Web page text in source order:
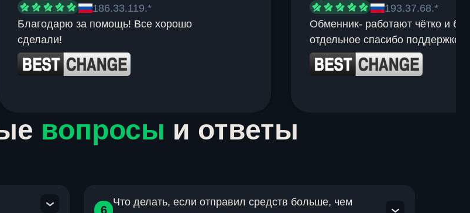
186.33.119.*
Благодарю за помощь! Все хорошо
сделали!
193.37.68.*
Обменник- работают чётко и
отдельное спасибо поддержке.
вопросы и ответы
6
Что делать, если отправил средств больше, чем